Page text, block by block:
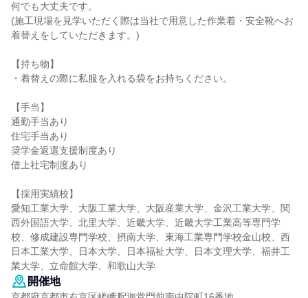
何でも大丈夫です。
(施工現場を見学いただく際は当社で用意した作業着・安全靴へお
着替えをしていただきます。)
【持ち物】
・着替えの際に私服を入れる袋をお持ちください。
【手当】
通勤手当あり
住宅手当あり
奨学金返還支援制度あり
借上社宅制度あり
【採用実績校】
愛知工業大学、大阪工業大学、大阪産業大学、金沢工業大学、関
西外国語大学、北里大学、近畿大学、近畿大学工業高等専門学
校、修成建設専門学校、摂南大学、東海工業専門学校金山校、西
日本工業大学、日本大学、日本福祉大学、日本文理大学、福井工
業大学、立命館大学、和歌山大学
開催地